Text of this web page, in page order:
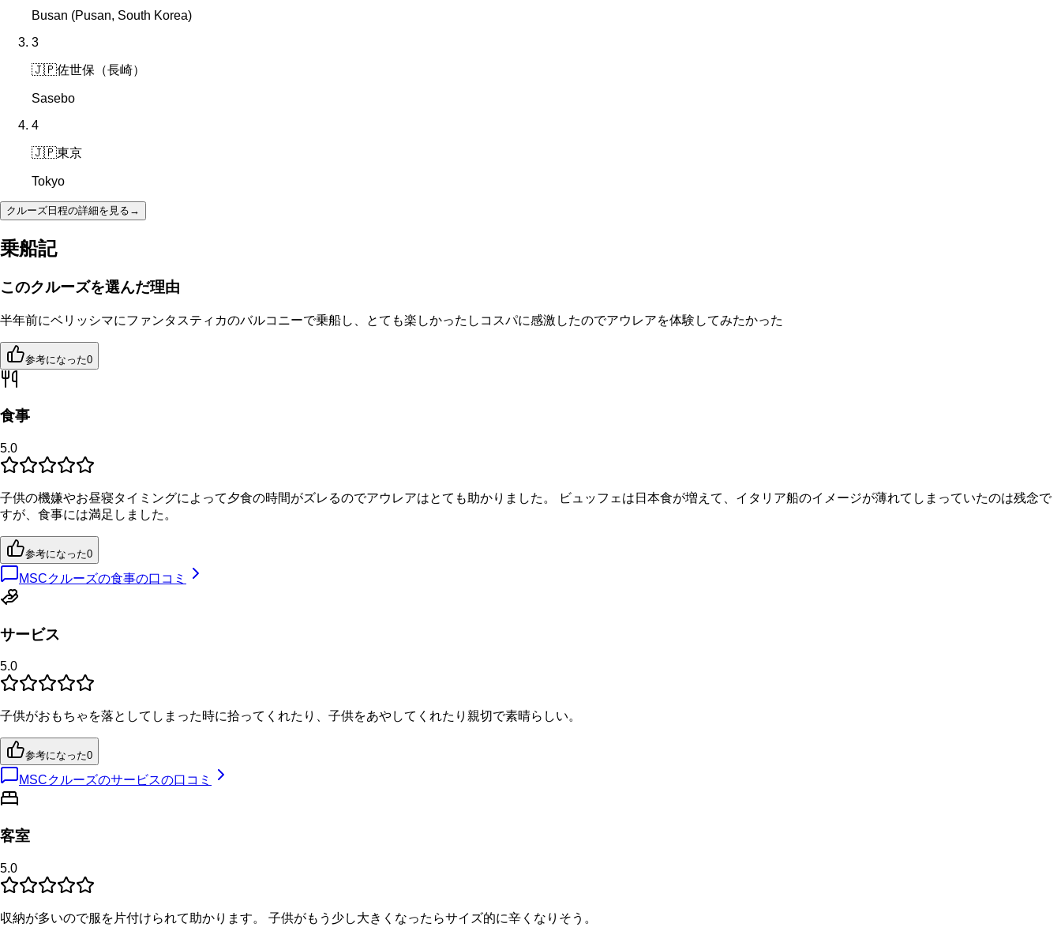
Busan (Pusan, South Korea)
3
🇯🇵佐世保（長崎）
Sasebo
4
🇯🇵東京
Tokyo
クルーズ日程の詳細を見る →
乗船記
このクルーズを選んだ理由
半年前にベリッシマにファンタスティカのバルコニーで乗船し、とても楽しかったしコスパに感激したのでアウレアを体験してみたかった
参考になった0
食事
5.0
子供の機嫌やお昼寝タイミングによって夕食の時間がズレるのでアウレアはとても助かりました。 ビュッフェは日本食が増えて、イタリア船のイメージが薄れてしまっていたのは残念で
すが、食事には満足しました。
参考になった0
MSCクルーズの食事の口コミ
サービス
5.0
子供がおもちゃを落としてしまった時に拾ってくれたり、子供をあやしてくれたり親切で素晴らしい。
参考になった0
MSCクルーズのサービスの口コミ
客室
5.0
収納が多いので服を片付けられて助かります。 子供がもう少し大きくなったらサイズ的に辛くなりそう。